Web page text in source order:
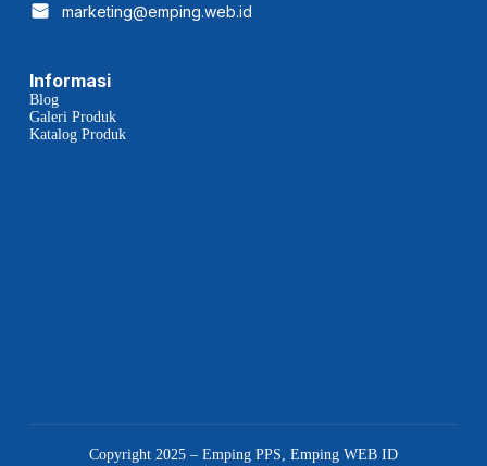
marketing@emping.web.id
Informasi
Blog
Galeri Produk
Katalog Produk
Copyright 2025 – Emping PPS, Emping WEB ID